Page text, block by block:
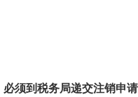
须到税务局递交注销申